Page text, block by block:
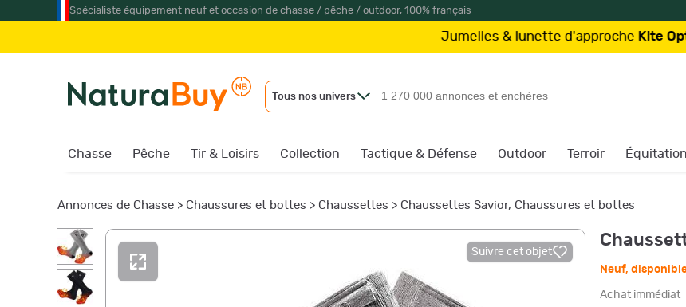
Spécialiste équipement neuf et occasion de chasse / pêche / outdoor, 100% français
Jumelles & lunette d'approcheKite Optics à partir de
Tous nos univers
Chasse Pêche Tir & Loisirs Collection Tactique & Défense Outdoor Terroir Équitation
Annonces de Chasse > Chaussures et bottes > Chaussettes > Chaussettes Savior, Chaussures et bottes
Suivre cet objet
Neuf,
Achat immédiat